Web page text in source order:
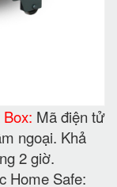
Mã điện tử
ngoại. Khả
2 giờ.
Home Safe: